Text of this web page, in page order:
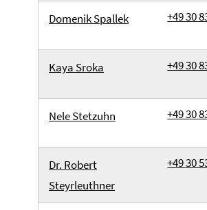
Domenik Spallek +49 30
Kaya Sroka +49 30
Nele Stetzuhn +49 30
Dr. Robert
Steyrleuthner
+49 30